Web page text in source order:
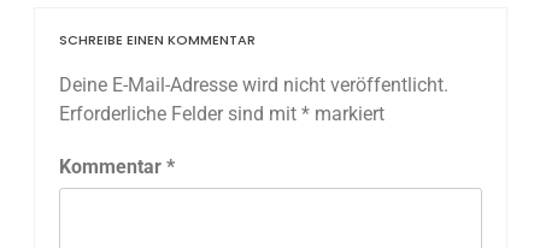
SCHREIBE EINEN KOMMENTAR
Deine E-Mail-Adresse wird nicht veröffentlicht.
Erforderliche Felder sind mit *markiert
Kommentar *